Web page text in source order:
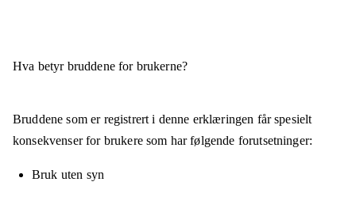
Hva betyr bruddene for brukerne?
Bruddene som er registrert i denne erklæringen får spesielt
konsekvenser for brukere som har følgende forutsetninger:
Bruk uten syn